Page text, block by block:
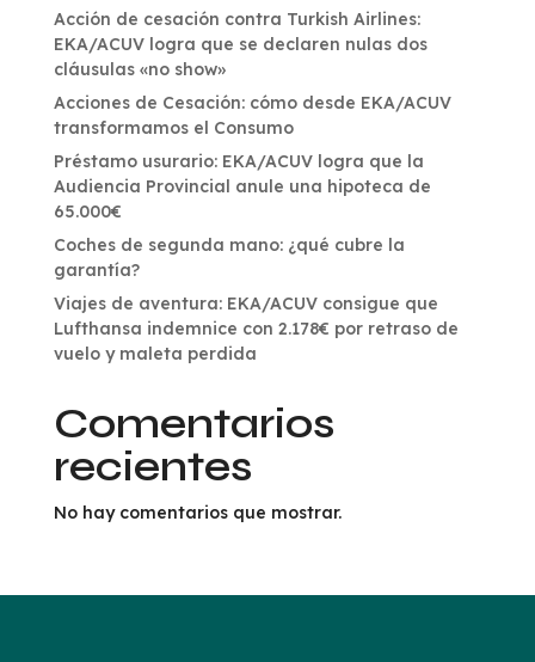
Acción de cesación contra Turkish Airlines:
EKA/ACUV logra que se declaren nulas dos
cláusulas «no show»
Acciones de Cesación: cómo desde EKA/ACUV
transformamos el Consumo
Préstamo usurario: EKA/ACUV logra que la
Audiencia Provincial anule una hipoteca de
65.000€
Coches de segunda mano: ¿qué cubre la
garantía?
Viajes de aventura: EKA/ACUV consigue que
Lufthansa indemnice con 2.178€ por retraso de
vuelo y maleta perdida
Comentarios
recientes
No hay comentarios que mostrar.